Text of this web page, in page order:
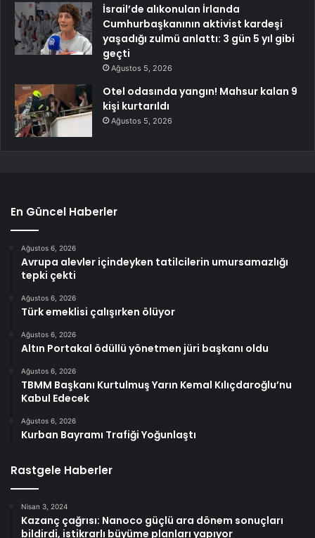
İsrail’de alıkonulan İrlanda
Cumhurbaşkanının aktivist kardeşi
yaşadığı zulmü anlattı: 3 gün 5 yıl gibi
geçti
Ağustos 5, 2026
Otel odasında yangın! Mahsur kalan 9
kişi kurtarıldı
Ağustos 5, 2026
En Güncel Haberler
Ağustos 6, 2026
Avrupa alevler içindeyken tatilcilerin umursamazlığı
tepki çekti
Ağustos 6, 2026
Türk emeklisi çalışırken ölüyor
Ağustos 6, 2026
Altın Portakal ödüllü yönetmen jüri başkanı oldu
Ağustos 6, 2026
TBMM Başkanı Kurtulmuş Yarın Kemal Kılıçdaroğlu’nu
Kabul Edecek
Ağustos 6, 2026
Kurban Bayramı Trafiği Yoğunlaştı
Rastgele Haberler
Nisan 3, 2024
Kazanç çağrısı: Nanoco güçlü ara dönem sonuçları
bildirdi, istikrarlı büyüme planları yapıyor